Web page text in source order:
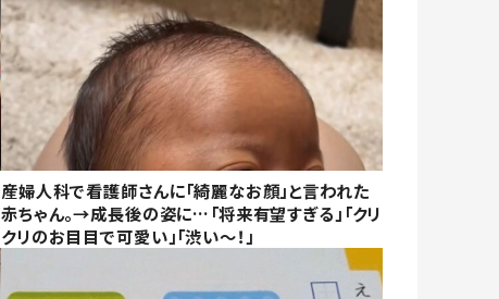
産婦人科で看護師さんに「綺麗なお顔」と言われた
赤ちゃん。→成長後の姿に…「将来有望すぎる」「クリ
クリのお目目で可愛い」「渋い～！」